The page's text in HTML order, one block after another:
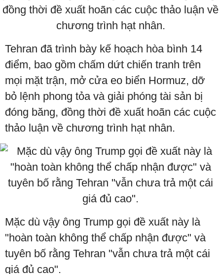
Tehran đã trình bày kế hoạch hòa bình 14
điểm, bao gồm chấm dứt chiến tranh trên
mọi mặt trận, mở cửa eo biển Hormuz, dỡ
bỏ lệnh phong tỏa và giải phóng tài sản bị
đóng băng, đồng thời đề xuất hoãn các cuộc
thảo luận về chương trình hạt nhân.
Mặc dù vậy ông Trump gọi đề xuất này là
"hoàn toàn không thể chấp nhận được" và
tuyên bố rằng Tehran "vẫn chưa trả một cái
giá đủ cao".